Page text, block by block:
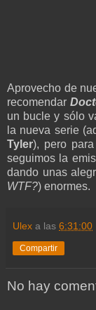
Aprovecho de
recomendar
un bucle y sólo
la nueva serie
Tyler), pero
seguimos la
dando unas
WTF?) enormes.
Ulex a las 6:31:00
Compartir
No hay